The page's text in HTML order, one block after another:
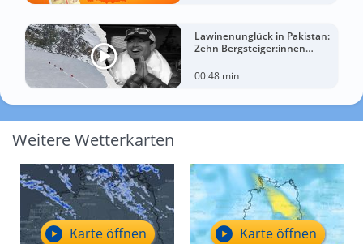
Lawinenunglück in Pakistan:
Zehn Bergsteiger:innen
00:48 min
Weitere Wetterkarten
Karte öffnen Karte öffnen